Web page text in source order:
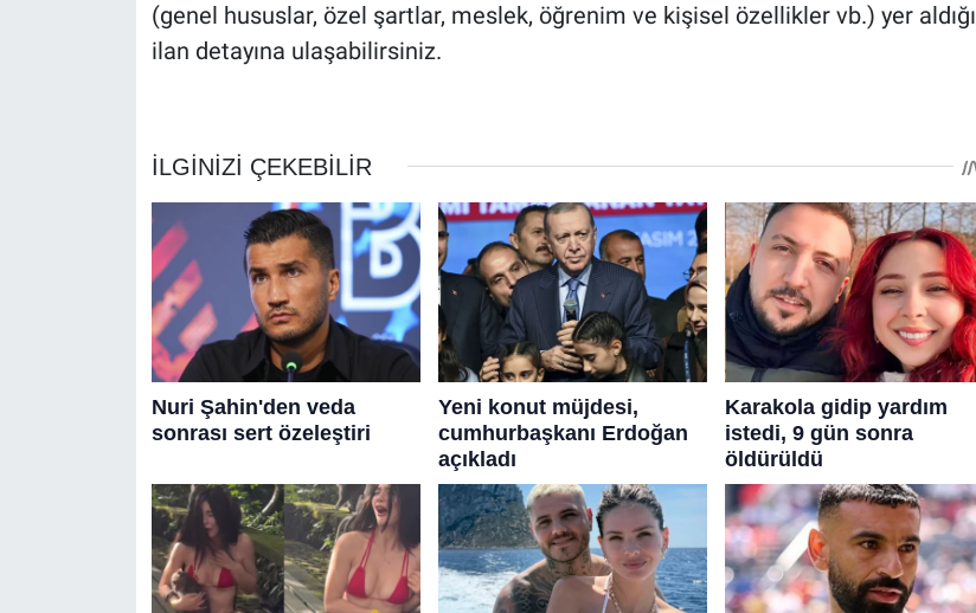
(genel hususlar, özel şartlar, meslek, öğrenim ve kişisel özellikler vb.) yer aldığı
ilan detayına ulaşabilirsiniz.